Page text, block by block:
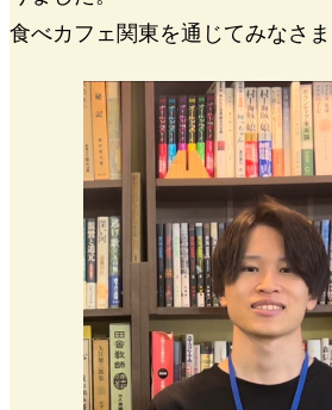
食べカフェ関東を通じてみなさ